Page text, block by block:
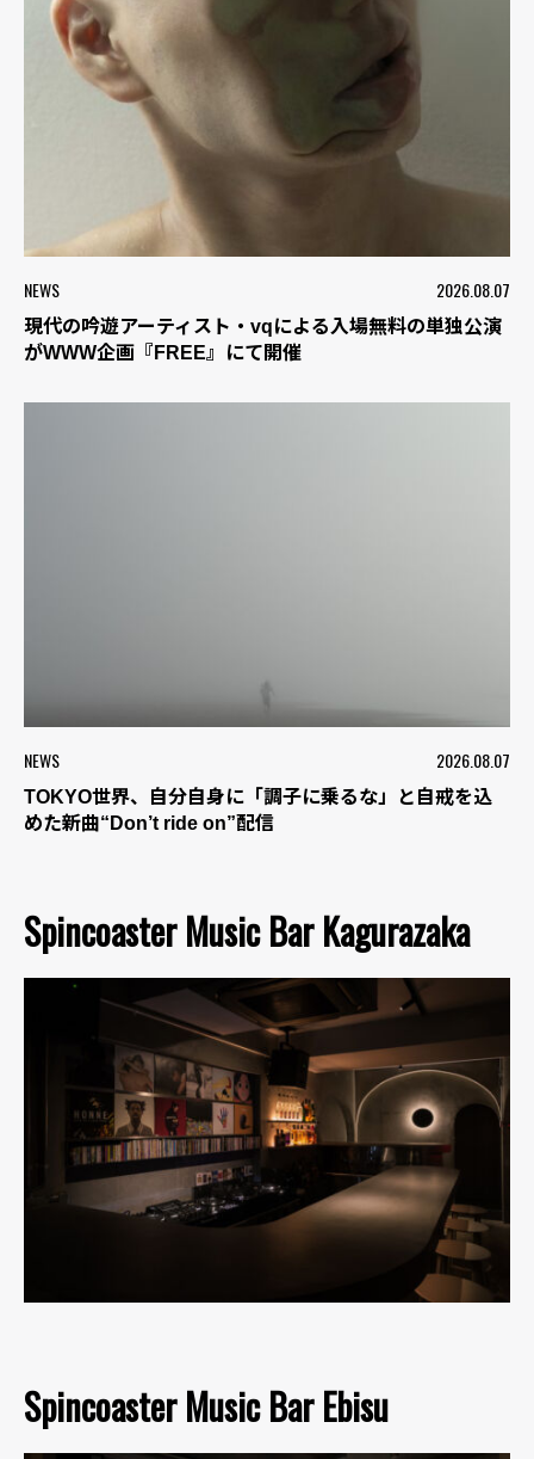
NEWS 2026.08.07
現代の吟遊アーティスト・vqによる入場無料の単独公演
がWWW企画『FREE』にて開催
NEWS 2026.08.07
TOKYO世界、自分自身に「調子に乗るな」と自戒を込
めた新曲“Don’t ride on”配信
Spincoaster Music Bar Kagurazaka
Spincoaster Music Bar Ebisu